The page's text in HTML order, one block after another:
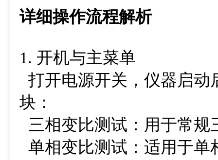
详细操作流程解析
1. 开机与主菜单
打开电源开关，仪器启动
块：
三相变比测试：用于常
单相变比测试：适用于单